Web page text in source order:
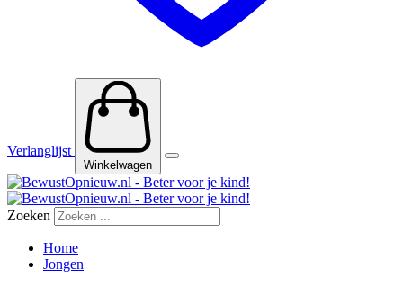
Verlanglijst
Winkelwagen
Zoeken
Home
Jongen